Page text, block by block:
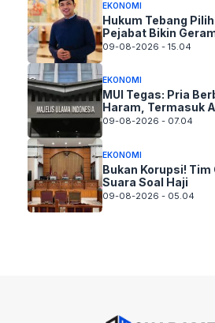
EKONOMI
Hukum Tebang
Pejabat Bikin
09-08-2026 - 15.04
EKONOMI
MUI Tegas: Pria
Haram, Termasuk
09-08-2026 - 07.04
EKONOMI
Bukan Korupsi! Tim
Suara Soal Haji
09-08-2026 - 05.04